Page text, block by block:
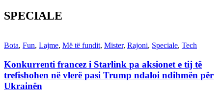
SPECIALE
Bota, Fun, Lajme, Më të fundit, Mister, Rajoni, Speciale, Tech
Konkurrenti francez i Starlink pa aksionet e tij të
trefishohen në vlerë pasi Trump ndaloi ndihmën për
Ukrainën